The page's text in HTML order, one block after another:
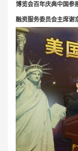
博览会百年庆典中国参
融资服务委员会主席谢